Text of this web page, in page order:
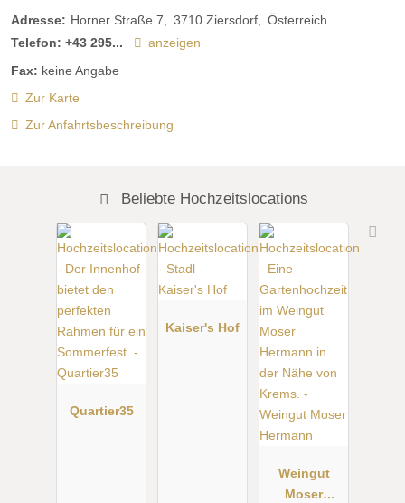
Adresse: Horner Straße 7 3710 Ziersdorf
Österreich
Telefon: +43 295...
anzeigen
Fax: keine Angabe
Zur Karte
Zur Anfahrtsbeschreibung
Beliebte Hochzeitslocations
Quartier35
Kaiser's Hof
Weingut
Moser